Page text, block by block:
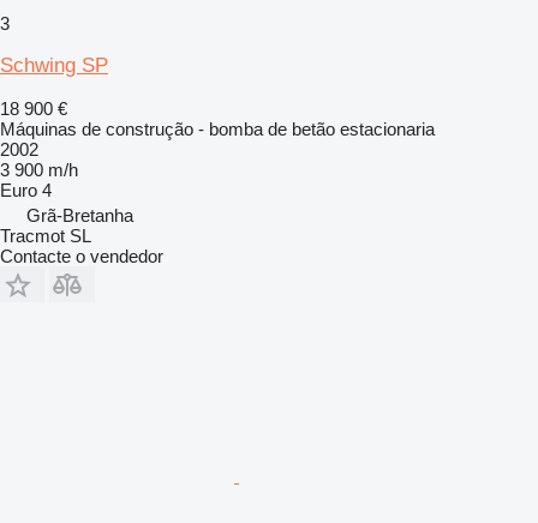
3
Schwing SP
18 900 €
Máquinas de construção - bomba de betão estacionaria
2002
3 900 m/h
Euro 4
Grã-Bretanha
Tracmot SL
Contacte o vendedor